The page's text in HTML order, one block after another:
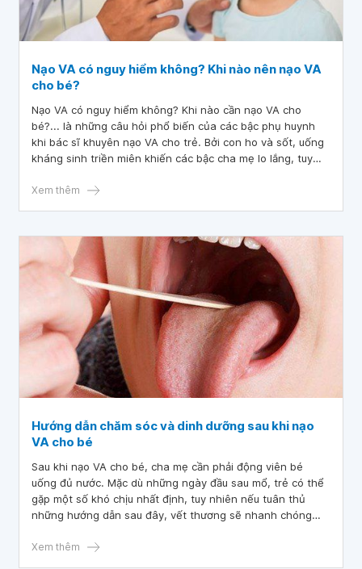
Nạo VA có nguy hiểm không? Khi nào nên nạo VA
cho bé?
Nạo VA có nguy hiểm không? Khi nào cần nạo VA cho
bé?... là những câu hỏi phổ biến của các bậc phụ huynh
khi bác sĩ khuyên nạo VA cho trẻ. Bởi con ho và sốt, uống
kháng sinh triền miên khiến các bậc cha mẹ lo lắng, tuy
này.
Xem thêm
Hướng dẫn chăm sóc và dinh dưỡng sau khi nạo
VA cho bé
Sau khi nạo VA cho bé, cha mẹ cần phải động viên bé
uống đủ nước. Mặc dù những ngày đầu sau mổ, trẻ có thể
gặp một số khó chịu nhất định, tuy nhiên nếu tuân thủ
những hướng dẫn sau đây, vết thương sẽ nhanh chóng
thường.
Xem thêm